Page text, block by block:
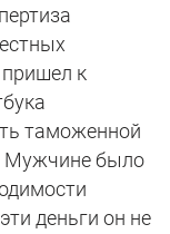
к
таможенной
Мужчине было
деньги он не